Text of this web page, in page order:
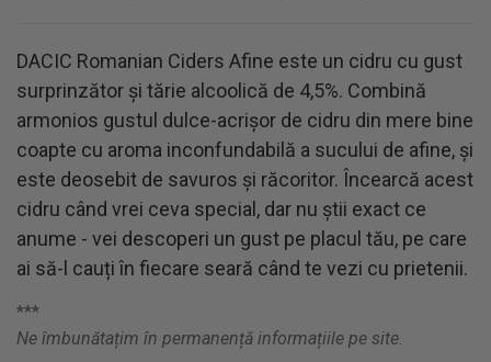
DACIC Romanian Ciders Afine este un cidru cu gust
surprinzător și tărie alcoolică de 4,5%. Combină
armonios gustul dulce-acrișor de cidru din mere bine
coapte cu aroma inconfundabilă a sucului de afine, și
este deosebit de savuros și răcoritor. Încearcă acest
cidru când vrei ceva special, dar nu știi exact ce
anume - vei descoperi un gust pe placul tău, pe care
ai să-l cauți în fiecare seară când te vezi cu prietenii.
***
Ne îmbunătațim în permanență informațiile pe site.